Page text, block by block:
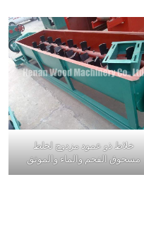
خلاط ذو عمود مزدوج لخلط
مسحوق الفحم والماء والموثق